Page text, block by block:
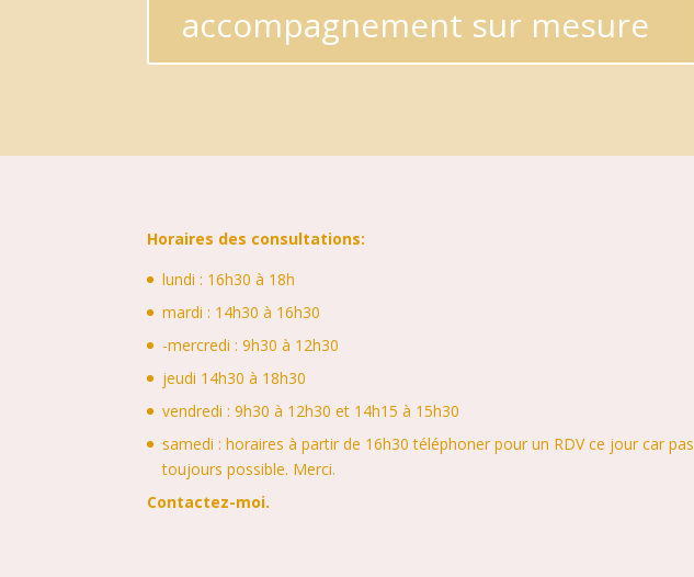
accompagnement sur mesure
Horaires des consultations:
lundi : 16h30 à 18h
mardi : 14h30 à 16h30
-mercredi : 9h30 à 12h30
jeudi 14h30 à 18h30
vendredi : 9h30 à 12h30 et 14h15 à 15h30
samedi : horaires à partir de 16h30 téléphoner pour un RDV ce jour car pas
toujours possible. Merci.
Contactez-moi.